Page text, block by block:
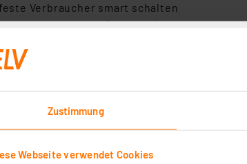
Zustimmung
Webseite verwendet Cookies
Verbraucher smart schalten
einzelner Stromkreise analysieren
und Szenen realisieren
Funktionen ohne sichtbare Geräte
umfassendes Homematic IP System
868 MHz
bis 1150 Watt